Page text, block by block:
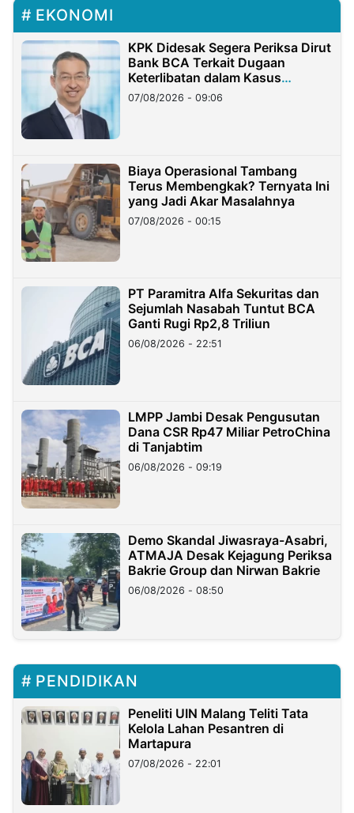
EKONOMI
KPK Didesak Segera Periksa Dirut
Bank BCA Terkait Dugaan
Keterlibatan dalam Kasus
Hilangnya Dana Nasabah Rp2,58
Miliar
07/08/2026 - 09:06
Biaya Operasional Tambang
Terus Membengkak? Ternyata Ini
yang Jadi Akar Masalahnya
07/08/2026 - 00:15
PT Paramitra Alfa Sekuritas dan
Sejumlah Nasabah Tuntut BCA
Ganti Rugi Rp2,8 Triliun
06/08/2026 - 22:51
LMPP Jambi Desak Pengusutan
Dana CSR Rp47 Miliar PetroChina
di Tanjabtim
06/08/2026 - 09:19
Demo Skandal Jiwasraya-Asabri,
ATMAJA Desak Kejagung Periksa
Bakrie Group dan Nirwan Bakrie
06/08/2026 - 08:50
PENDIDIKAN
Peneliti UIN Malang Teliti Tata
Kelola Lahan Pesantren di
Martapura
07/08/2026 - 22:01